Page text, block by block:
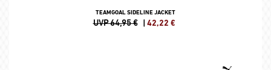
TEAMGOAL SIDELINE JACKET
UVP 64,95 € | 42,22 €